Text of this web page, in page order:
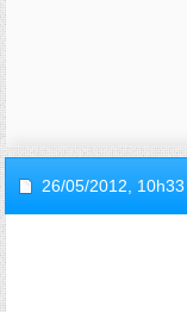
26/05/2012, 10h33